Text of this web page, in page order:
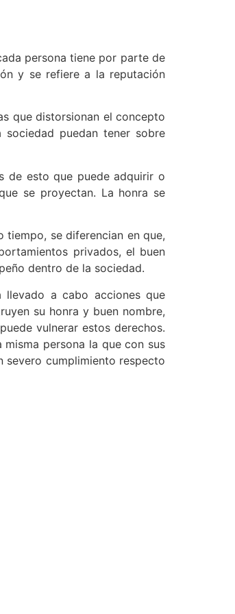
persona tiene por parte de
y se refiere a la reputación
que distorsionan el concepto
puedan tener sobre
de esto que puede adquirir o
se proyectan. La honra se
tiempo, se diferencian en que,
privados, el buen
dentro de la sociedad.
a cabo acciones que
su honra y buen nombre,
vulnerar estos derechos.
persona la que con sus
severo cumplimiento respecto